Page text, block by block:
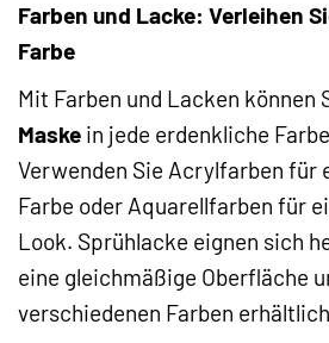
Farben und Lacke: Verleihen
Farbe
Mit Farben und Lacken können
Maske in jede erdenkliche
Verwenden Sie Acrylfarben für
Farbe oder Aquarellfarben für
Look. Sprühlacke eignen sich
eine gleichmäßige Oberfläche
verschiedenen Farben